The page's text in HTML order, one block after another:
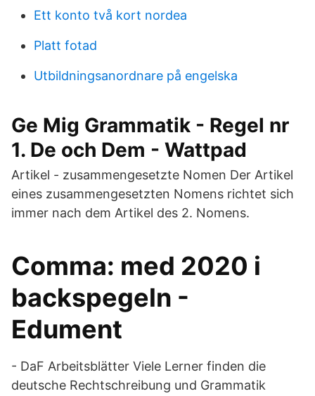
Ett konto två kort nordea
Platt fotad
Utbildningsanordnare på engelska
Ge Mig Grammatik - Regel nr
1. De och Dem - Wattpad
Artikel - zusammengesetzte Nomen Der Artikel
eines zusammengesetzten Nomens richtet sich
immer nach dem Artikel des 2. Nomens.
Comma: med 2020 i
backspegeln -
Edument
- DaF Arbeitsblätter Viele Lerner finden die
deutsche Rechtschreibung und Grammatik